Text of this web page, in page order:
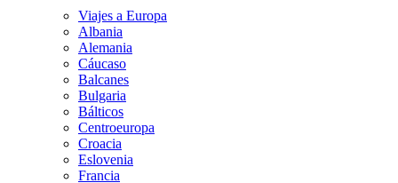
Viajes a Europa
Albania
Alemania
Cáucaso
Balcanes
Bulgaria
Bálticos
Centroeuropa
Croacia
Eslovenia
Francia